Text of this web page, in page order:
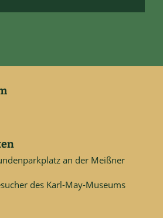
an der Meißner
des Karl-May-Museums